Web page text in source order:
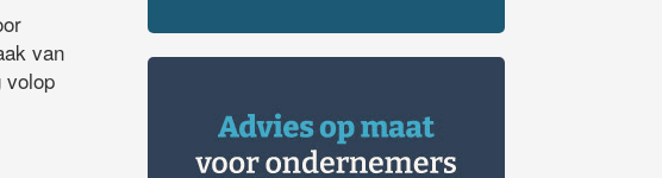
van
volop